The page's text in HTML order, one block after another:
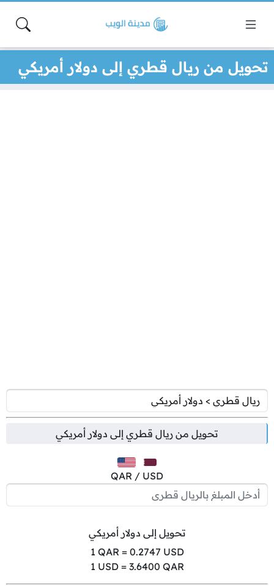
تحويل من ريال قطري إلى دولار أمريكي
تحويل منريال قطري إلى دولار أمريكي
QAR / USD
تحويل إلى دولار أمريكي
1 QAR = 0.2747 USD
1 USD = 3.6400 QAR